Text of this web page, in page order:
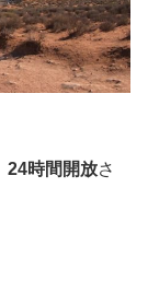
24時間開放さ